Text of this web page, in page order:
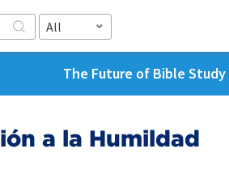
All
The Future of Bible Study
a la Humildad